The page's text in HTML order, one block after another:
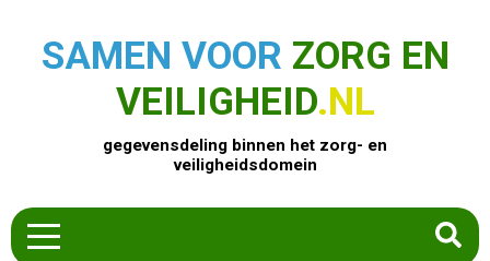
SAMEN VOOR ZORG EN
VEILIGHEID.NL
gegevensdeling binnen het zorg- en
veiligheidsdomein